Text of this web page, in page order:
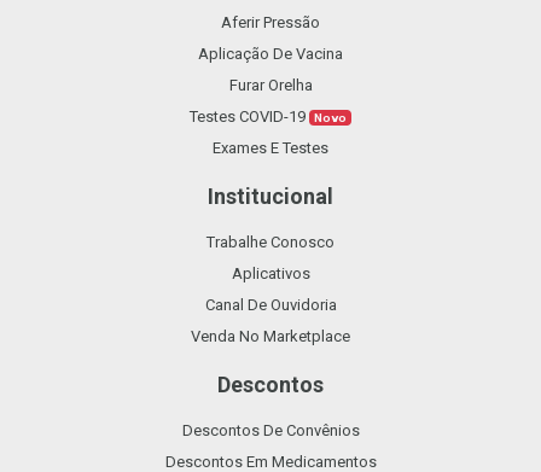
Aferir Pressão
Aplicação De Vacina
Furar Orelha
Testes COVID-19 Novo
Exames E Testes
Institucional
Trabalhe Conosco
Aplicativos
Canal De Ouvidoria
Venda No Marketplace
Descontos
Descontos De Convênios
Descontos Em Medicamentos